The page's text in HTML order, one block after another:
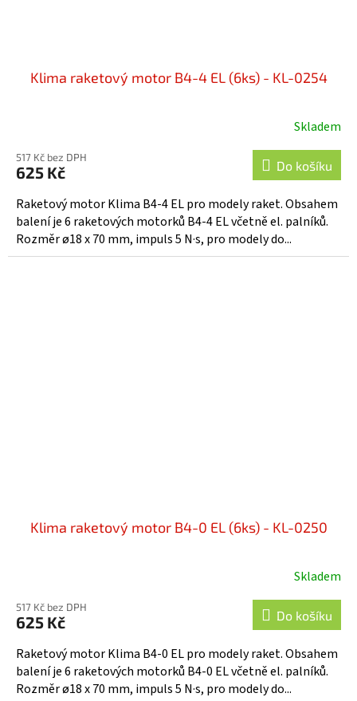
Klima raketový motor B4-4 EL (6ks) - KL-0254
Skladem
517 Kč bez DPH
625 Kč Do košíku
Raketový motor Klima B4-4 EL pro modely raket. Obsahem
balení je 6 raketových motorků B4-4 EL včetně el. palníků.
Rozměr ø18 x 70 mm, impuls 5 N·s, pro modely do...
Klima raketový motor B4-0 EL (6ks) - KL-0250
Skladem
517 Kč bez DPH
625 Kč Do košíku
Raketový motor Klima B4-0 EL pro modely raket. Obsahem
balení je 6 raketových motorků B4-0 EL včetně el. palníků.
Rozměr ø18 x 70 mm, impuls 5 N·s, pro modely do...